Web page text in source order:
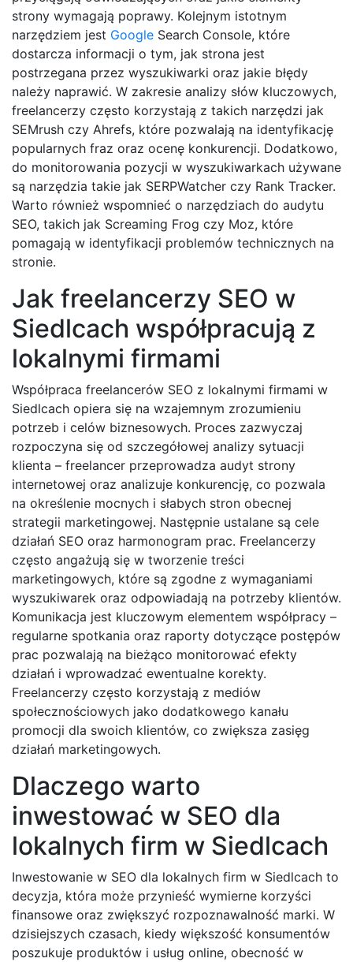
strony wymagają poprawy. Kolejnym istotnym
narzędziem jest Google Search Console, które
dostarcza informacji o tym, jak strona jest
postrzegana przez wyszukiwarki oraz jakie błędy
należy naprawić. W zakresie analizy słów kluczowych,
freelancerzy często korzystają z takich narzędzi jak
SEMrush czy Ahrefs, które pozwalają na identyfikację
popularnych fraz oraz ocenę konkurencji. Dodatkowo,
do monitorowania pozycji w wyszukiwarkach używane
są narzędzia takie jak SERPWatcher czy Rank Tracker.
Warto również wspomnieć o narzędziach do audytu
SEO, takich jak Screaming Frog czy Moz, które
pomagają w identyfikacji problemów technicznych na
stronie.
Jak freelancerzy SEO w
Siedlcach współpracują z
lokalnymi firmami
Współpraca freelancerów SEO z lokalnymi firmami w
Siedlcach opiera się na wzajemnym zrozumieniu
potrzeb i celów biznesowych. Proces zazwyczaj
rozpoczyna się od szczegółowej analizy sytuacji
klienta – freelancer przeprowadza audyt strony
internetowej oraz analizuje konkurencję, co pozwala
na określenie mocnych i słabych stron obecnej
strategii marketingowej. Następnie ustalane są cele
działań SEO oraz harmonogram prac. Freelancerzy
często angażują się w tworzenie treści
marketingowych, które są zgodne z wymaganiami
wyszukiwarek oraz odpowiadają na potrzeby klientów.
Komunikacja jest kluczowym elementem współpracy –
regularne spotkania oraz raporty dotyczące postępów
prac pozwalają na bieżąco monitorować efekty
działań i wprowadzać ewentualne korekty.
Freelancerzy często korzystają z mediów
społecznościowych jako dodatkowego kanału
promocji dla swoich klientów, co zwiększa zasięg
działań marketingowych.
Dlaczego warto
inwestować w SEO dla
lokalnych firm w Siedlcach
Inwestowanie w SEO dla lokalnych firm w Siedlcach to
decyzja, która może przynieść wymierne korzyści
finansowe oraz zwiększyć rozpoznawalność marki. W
dzisiejszych czasach, kiedy większość konsumentów
poszukuje produktów i usług online, obecność w